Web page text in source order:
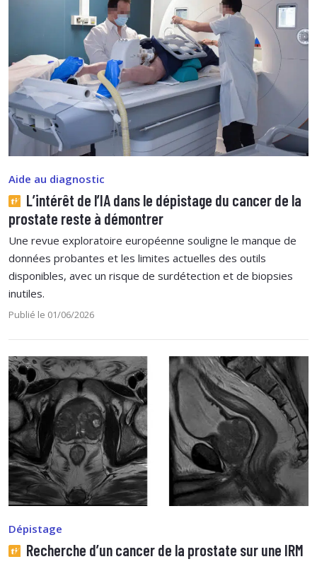
Aide au diagnostic
L’intérêt de l’IA dans le dépistage du cancer de la
prostate reste à démontrer
Une revue exploratoire européenne souligne le manque de
données probantes et les limites actuelles des outils
disponibles, avec un risque de surdétection et de biopsies
inutiles.
Publié le 01/06/2026
Dépistage
Recherche d’un cancer de la prostate sur une IRM